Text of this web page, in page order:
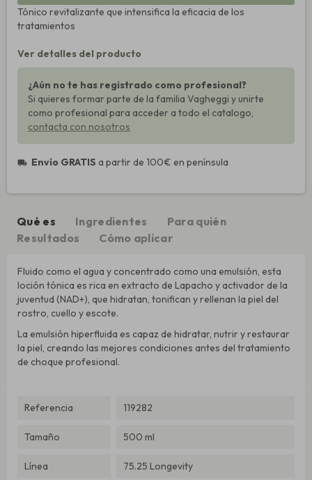
Tónico revitalizante que intensifica la eficacia de los
tratamientos
Ver detalles del producto
¿Aún no te has registrado como profesional?
Si quieres formar parte de la familia Vagheggi y unirte
como profesional para acceder a todo el catalogo,
contacta con nosotros
local_shipping Envío GRATIS a partir de 100€ en península
Qué es Ingredientes
Para quién
Resultados
Cómo aplicar
Fluido como el agua y concentrado como una emulsión, esta
loción tónica es rica en extracto de Lapacho y activador de la
juventud (NAD+), que hidratan, tonifican y rellenan la piel del
rostro, cuello y escote.
La emulsión hiperfluida es capaz de hidratar, nutrir y restaurar
la piel, creando las mejores condiciones antes del tratamiento
de choque profesional.
Referencia 119282
Tamaño 500 ml
Línea 75.25 Longevity